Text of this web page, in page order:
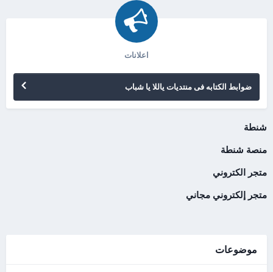
اعلانات
ضوابط الكتابه فى منتديات ياللا يا شباب
شنطة
منصة شنطة
متجر الكتروني
متجر إلكتروني مجاني
موضوعات